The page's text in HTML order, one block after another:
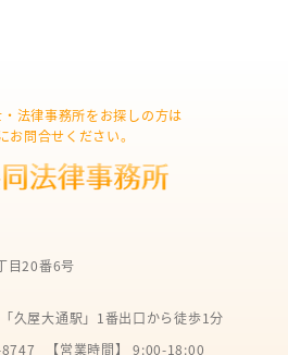
法律事務所をお探しの方は
お問合せください。
目20番6号
久屋大通駅」1番出口から徒歩1分
8747
【営業時間】 9:00-18:00